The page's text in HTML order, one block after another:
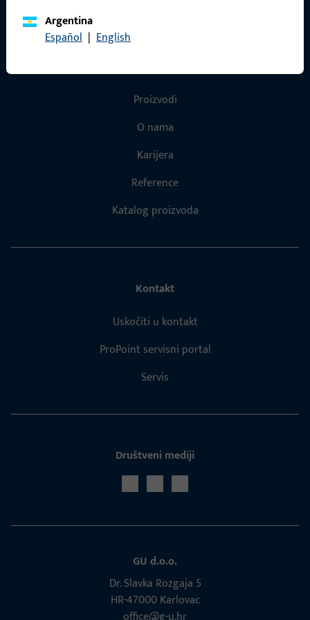
Argentina
Español | English
Proizvodi
O nama
Karijera
Reference
Katalog proizvoda
Kontakt
Uskočiti u kontakt
ProPoint servisni portal
Servis
Društveni mediji
GU d.o.o.
Dr. Slavka Rozgaja 5
HR-47000 Karlovac